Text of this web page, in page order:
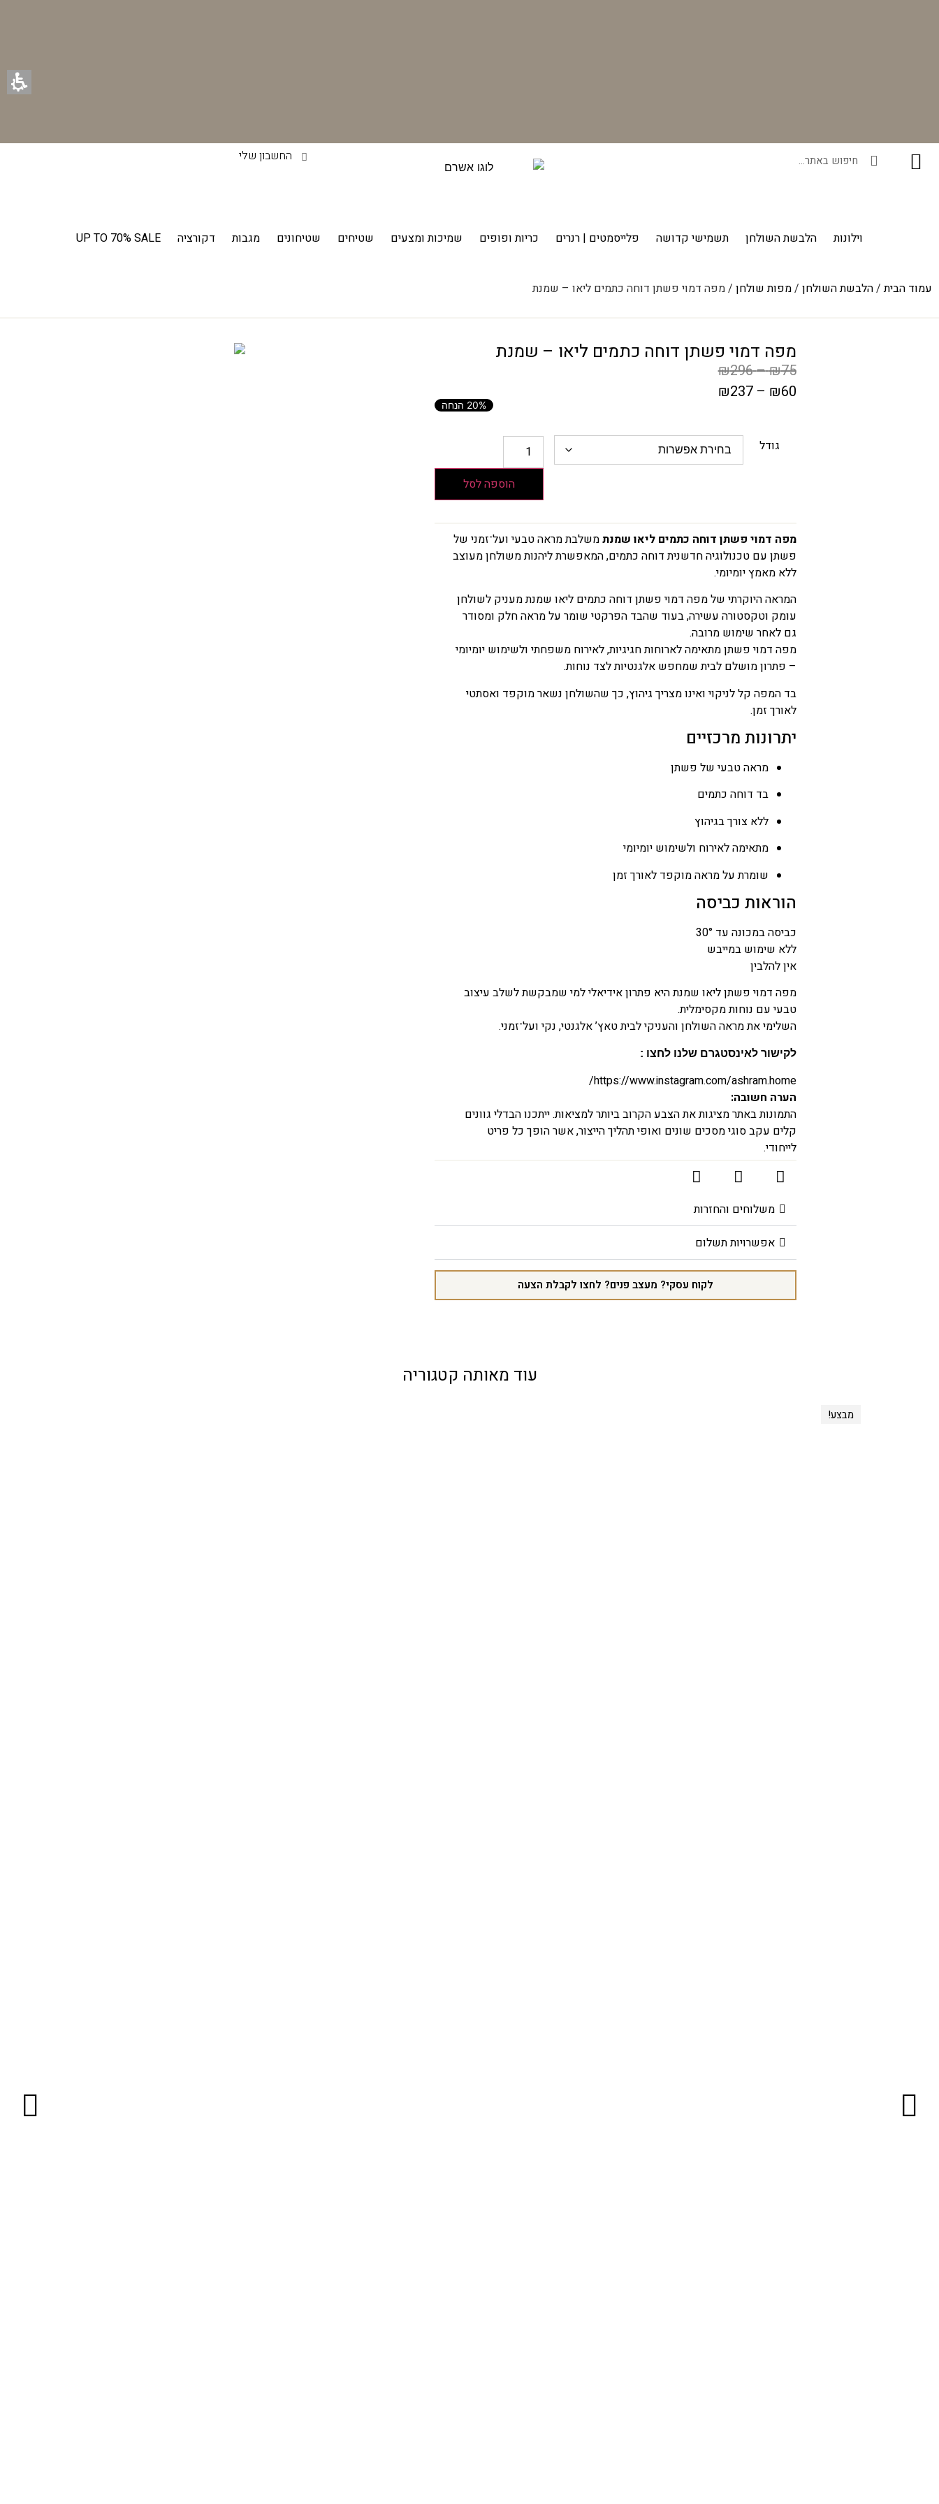
החשבון שלי
וילונות הלבשת השולחן תשמישי קדושה פלייסמטים | רנרים כריות ופופים שמיכות ומצעים שטיחים שטיחונים מגבות דקורציה UP TO 70% SALE
עמוד הבית/הלבשת השולחן /מפות שולחן / מפה דמוי פשתן דוחה כתמים ליאו – שמנת
מפה דמוי פשתן דוחה כתמים ליאו – שמנת
₪75
–
₪296
₪60
–
₪237
הוא
טווח
מחירים:
⁦₪75⁩
עד
⁦₪296⁩
המחיר
הנוכחי
₪60
₪237
טווח
מחירים:
20% הנחה
גודל
הוספה לסל
מפה דמוי פשתן דוחה כתמים ליאו שמנתמשלבת מראה טבעי ועל־זמני של
פשתן עם טכנולוגיה חדשנית דוחה כתמים, המאפשרת ליהנות משולחן מעוצב
ללא מאמץ יומיומי.
המראה היוקרתי של מפה דמוי פשתן דוחה כתמים ליאו שמנת מעניק לשולחן
עומק וטקסטורה עשירה, בעוד שהבד הפרקטי שומר על מראה חלק ומסודר
גם לאחר שימוש מרובה.
מפה דמוי פשתן מתאימה לארוחות חגיגיות, לאירוח משפחתי ולשימוש יומיומי
– פתרון מושלם לבית שמחפש אלגנטיות לצד נוחות.
בד המפה קל לניקוי ואינו מצריך גיהוץ, כך שהשולחן נשאר מוקפד ואסתטי
לאורך זמן.
יתרונות מרכזיים
מראה טבעי של פשתן
בד דוחה כתמים
ללא צורך בגיהוץ
מתאימה לאירוח ולשימוש יומיומי
שומרת על מראה מוקפד לאורך זמן
הוראות כביסה
כביסה במכונה עד 30°
ללא שימוש במייבש
אין להלבין
מפה דמוי פשתן ליאו שמנת היא פתרון אידיאלי למי שמבקשת לשלב עיצוב
טבעי עם נוחות מקסימלית.
השלימי את מראה השולחן והעניקי לבית טאץ’ אלגנטי, נקי ועל־זמני.
לקישור לאינסטגרם שלנו לחצו :
https://www.instagram.com/ashram.home/
הערה חשובה:
התמונות באתר מציגות את הצבע הקרוב ביותר למציאות. ייתכנו הבדלי גוונים
קלים עקב סוגי מסכים שונים ואופי תהליך הייצור, אשר הופך כל פריט
לייחודי.
משלוחים והחזרות
אפשרויות תשלום
לקוח עסקי? מעצב פנים? לחצו לקבלת הצעה
עוד מאותה קטגוריה
מבצע!